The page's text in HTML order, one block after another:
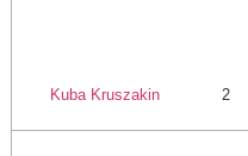
Kuba Kruszakin 2